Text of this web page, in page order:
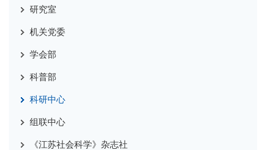
研究室
机关党委
学会部
科普部
科研中心
组联中心
《江苏社会科学》杂志社